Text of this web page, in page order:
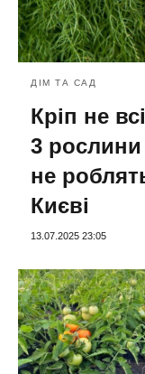
ДІМ ТА САД
Кріп не
3 рослини
не
Києві
13.07.2025 23:05